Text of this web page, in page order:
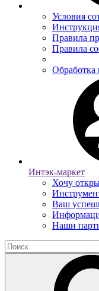
Условия
Правила
Правила
Обработка
Интэк-маркет
Хочу
Ваш
Наши